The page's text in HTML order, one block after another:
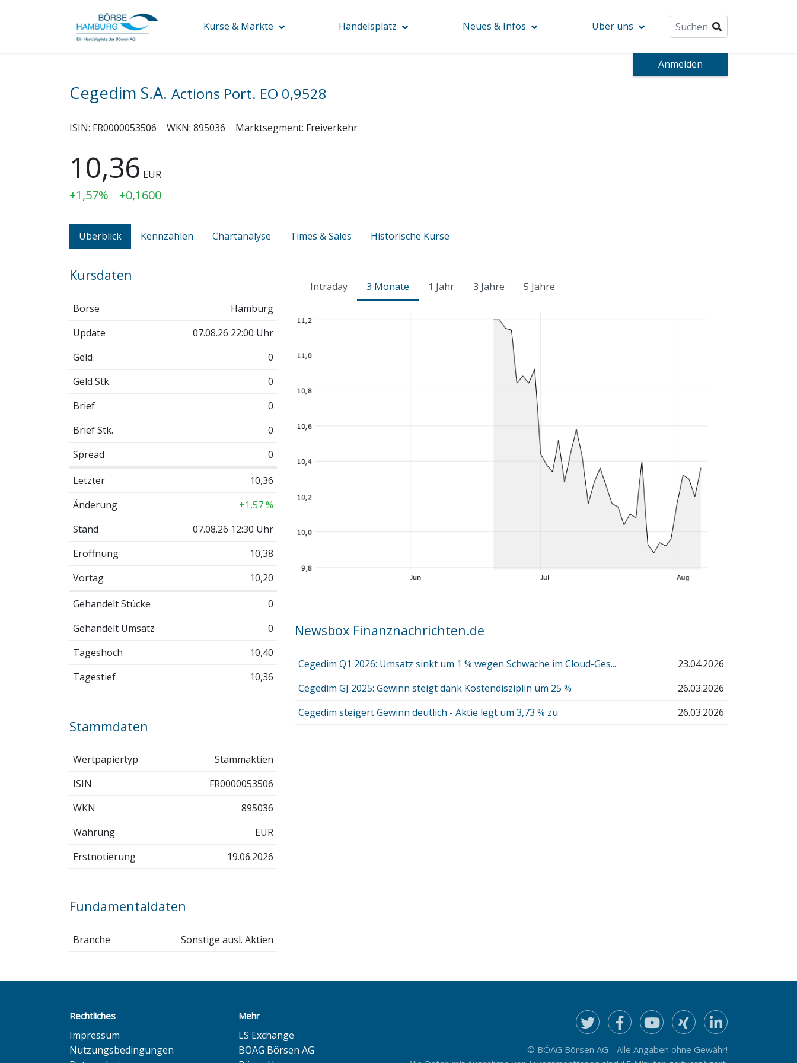
Kurse & Märkte Handelsplatz Neues & Infos Über uns
Anmelden
Cegedim S.A. Actions Port. EO 0,9528
ISIN: FR0000053506 WKN: 895036 Marktsegment: Freiverkehr
10,36 EUR
+1,57% +0,1600
Überblick Kennzahlen Chartanalyse Times & Sales Historische Kurse
Kursdaten
Börse
Hamburg
Update
07.08.26 22:00 Uhr
Geld
0
Geld Stk.
0
Brief
0
Brief Stk.
0
Spread
0
Letzter
10,36
Änderung
+1,57 %
Stand
07.08.26 12:30 Uhr
Eröffnung
10,38
Vortag
10,20
Gehandelt Stücke
0
Gehandelt Umsatz
0
Tageshoch
10,40
Tagestief
10,36
Stammdaten
Wertpapiertyp
Stammaktien
ISIN
FR0000053506
WKN
895036
Währung
EUR
Erstnotierung
19.06.2026
Fundamentaldaten
Branche Sonstige ausl. Aktien
Intraday 3 Monate 1 Jahr 3 Jahre 5 Jahre
Newsbox Finanznachrichten.de
Cegedim Q1 2026: Umsatz sinkt um 1 % wegen Schwäche im Cloud-Ges...
23.04.2026
Cegedim GJ 2025: Gewinn steigt dank Kostendisziplin um 25 %
26.03.2026
Cegedim steigert Gewinn deutlich - Aktie legt um 3,73 % zu
26.03.2026
Rechtliches
Impressum
Nutzungsbedingungen
Mehr
LS Exchange
BÖAG Börsen AG
© BÖAG Börsen AG - Alle Angaben ohne Gewähr!